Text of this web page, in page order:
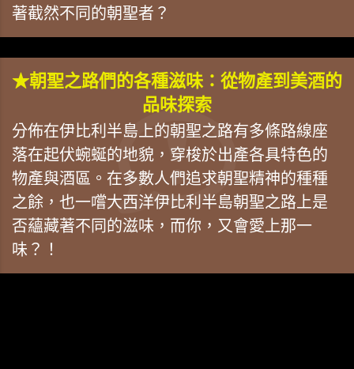
著截然不同的朝聖者？
★朝聖之路們的各種滋味：從物產到美酒的
品味探索
分佈在伊比利半島上的朝聖之路有多條路線座
落在起伏蜿蜒的地貌，穿梭於出產各具特色的
物產與酒區。在多數人們追求朝聖精神的種種
之餘，也一嚐大西洋伊比利半島朝聖之路上是
否蘊藏著不同的滋味，而你，又會愛上那一
味？！